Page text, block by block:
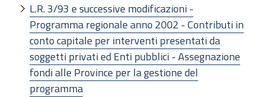
L.R. 3/93 e successive modificazioni -
Programma regionale anno 2002 - Contributi in
conto capitale per interventi presentati da
soggetti privati ed Enti pubblici - Assegnazione
fondi alle Province per la gestione del
programma